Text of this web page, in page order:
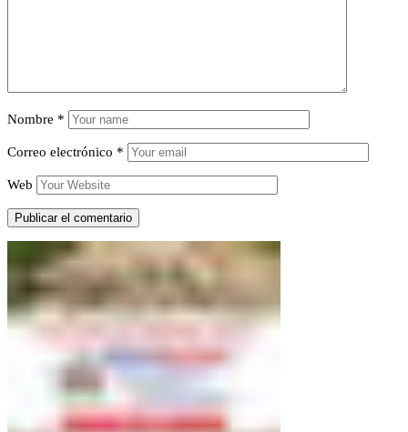
Nombre *
Correo electrónico *
Web